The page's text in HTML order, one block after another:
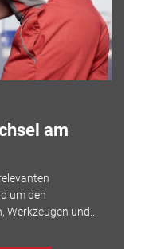
am
um den
und...